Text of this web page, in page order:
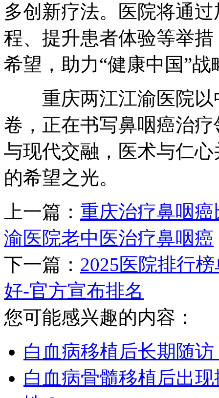
多创新疗法。医院将通
程、提升患者体验等举
希望，助力“健康中国”战
重庆两江江渝医院以
卷，正在书写鼻咽癌治
与现代交融，医术与仁
的希望之光。
上一篇： 重庆治疗鼻咽
渝医院老中医治疗鼻咽癌
下一篇： 2025医院排行
好-官方宣布排名
您可能感兴趣的内容：
白血病移植后长期随
白血病骨髓移植后出